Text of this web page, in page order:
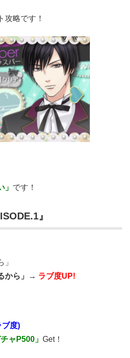
攻略です！
」 です！
』
」
から」→ ラブ度UP!
度)
チャP500」 Get！